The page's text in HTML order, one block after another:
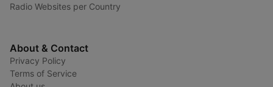
Radio Websites per Country
About & Contact
Privacy Policy
Terms of Service